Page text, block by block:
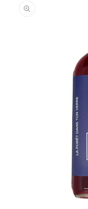
informations
produits